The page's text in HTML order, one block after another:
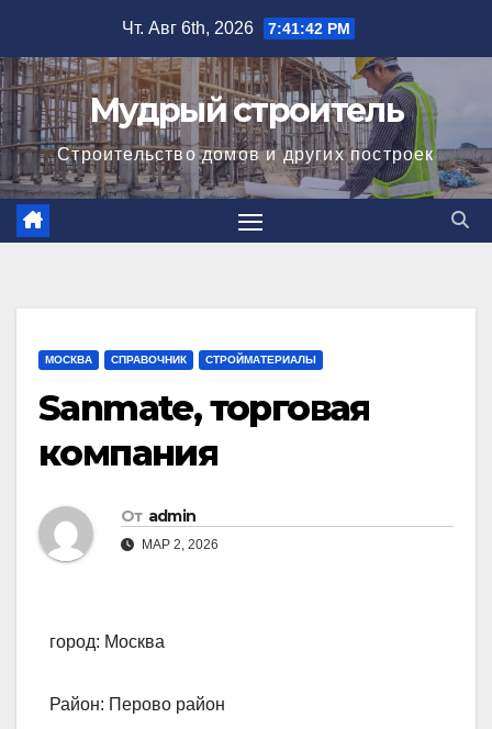
содержимому
Чт. Авг 6th, 2026 7:41:43 PM
Мудрый строитель
Строительство домов и других построек
МОСКВА СПРАВОЧНИК СТРОЙМАТЕРИАЛЫ
Sanmate, торговая
компания
От admin
МАР 2, 2026
город: Москва
Район: Перово район